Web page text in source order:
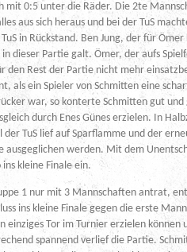
mit 0:5 unter die Räder. Die 2te
aus sich heraus und bei der TuS
in Rückstand. Ben Jung, der für
dieser Partie galt. Ömer, der aufs
den Rest der Partie nicht mehr
als ein Spieler von Schmitten eine
war, so konterte Schmitten gut
durch Enes Günes erzielen. In
der TuS lief auf Sparflamme und der
ausgeglichen werden. Mit dem
kleine Finale ein.
1 nur mit 3 Mannschaften antrat,
ins kleine Finale gegen die erste
einziges Tor im Turnier erzielen können
spannend verlief die Partie.